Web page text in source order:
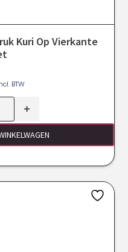
Kuri Op Vierkante
BTW
+